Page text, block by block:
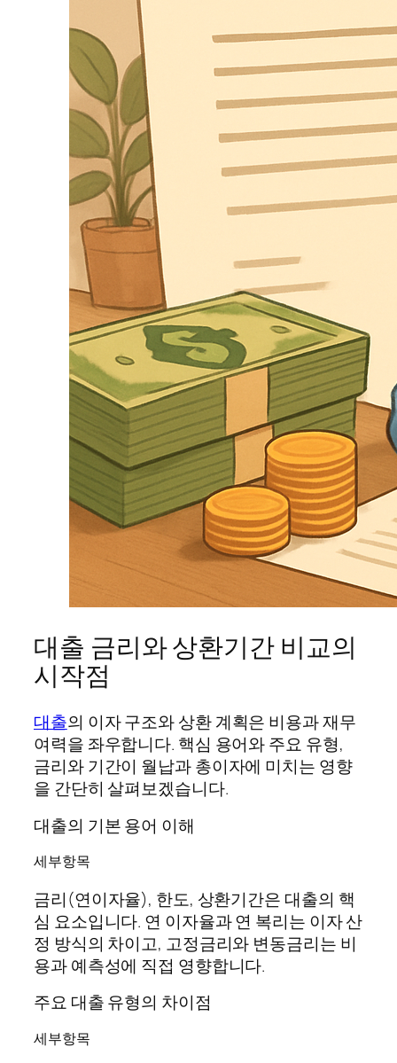
대출 금리와 상환기간 비교의
시작점
대출의 이자 구조와 상환 계획은 비용과 재무
여력을 좌우합니다. 핵심 용어와 주요 유형,
금리와 기간이 월납과 총이자에 미치는 영향
을 간단히 살펴보겠습니다.
대출의 기본 용어 이해
세부항목
금리(연이자율), 한도, 상환기간은 대출의 핵
심 요소입니다. 연 이자율과 연 복리는 이자 산
정 방식의 차이고, 고정금리와 변동금리는 비
용과 예측성에 직접 영향합니다.
주요 대출 유형의 차이점
세부항목